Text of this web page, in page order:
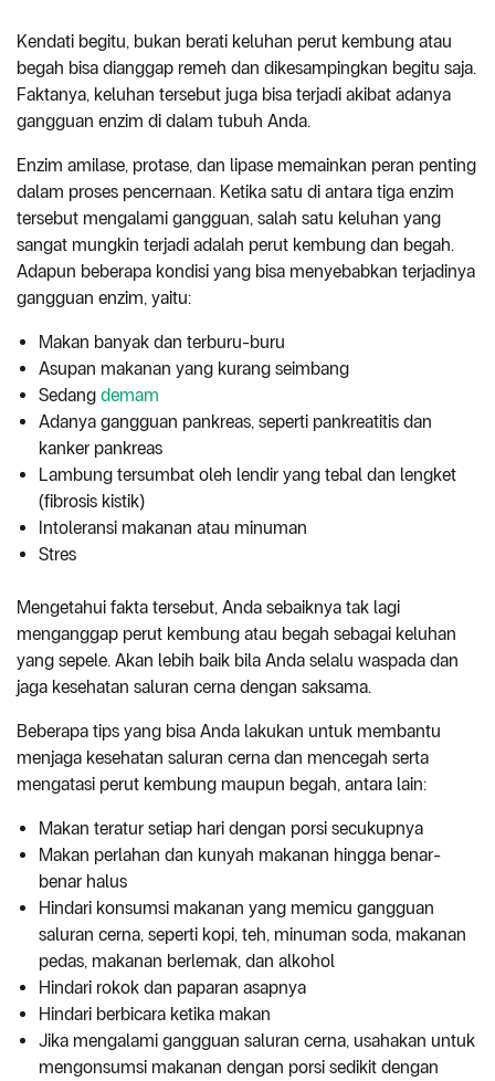
Kendati begitu, bukan berati keluhan perut kembung atau
begah bisa dianggap remeh dan dikesampingkan begitu saja.
Faktanya, keluhan tersebut juga bisa terjadi akibat adanya
gangguan enzim di dalam tubuh Anda.
Enzim amilase, protase, dan lipase memainkan peran penting
dalam proses pencernaan. Ketika satu di antara tiga enzim
tersebut mengalami gangguan, salah satu keluhan yang
sangat mungkin terjadi adalah perut kembung dan begah.
Adapun beberapa kondisi yang bisa menyebabkan terjadinya
gangguan enzim, yaitu:
Makan banyak dan terburu-buru
Asupan makanan yang kurang seimbang
Sedang demam
Adanya gangguan pankreas, seperti pankreatitis dan
kanker pankreas
Lambung tersumbat oleh lendir yang tebal dan lengket
(fibrosis kistik)
Intoleransi makanan atau minuman
Stres
Mengetahui fakta tersebut, Anda sebaiknya tak lagi
menganggap perut kembung atau begah sebagai keluhan
yang sepele. Akan lebih baik bila Anda selalu waspada dan
jaga kesehatan saluran cerna dengan saksama.
Beberapa tips yang bisa Anda lakukan untuk membantu
menjaga kesehatan saluran cerna dan mencegah serta
mengatasi perut kembung maupun begah, antara lain:
Makan teratur setiap hari dengan porsi secukupnya
Makan perlahan dan kunyah makanan hingga benar-
benar halus
Hindari konsumsi makanan yang memicu gangguan
saluran cerna, seperti kopi, teh, minuman soda, makanan
pedas, makanan berlemak, dan alkohol
Hindari rokok dan paparan asapnya
Hindari berbicara ketika makan
Jika mengalami gangguan saluran cerna, usahakan untuk
mengonsumsi makanan dengan porsi sedikit dengan